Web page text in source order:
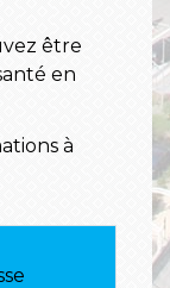
être
en
à